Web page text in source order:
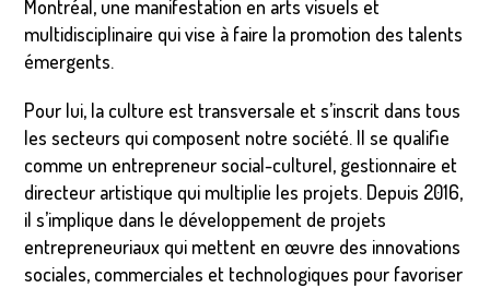
Montréal, une manifestation en arts visuels et
multidisciplinaire qui vise à faire la promotion des talents
émergents.
Pour lui, la culture est transversale et s’inscrit dans tous
les secteurs qui composent notre société. Il se qualifie
comme un entrepreneur social-culturel, gestionnaire et
directeur artistique qui multiplie les projets. Depuis 2016,
il s’implique dans le développement de projets
entrepreneuriaux qui mettent en œuvre des innovations
sociales, commerciales et technologiques pour favoriser